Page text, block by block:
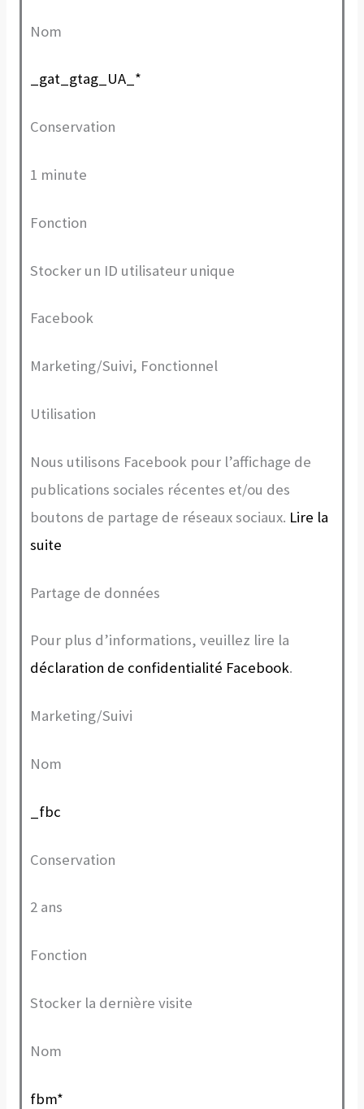
Nom
_gat_gtag_UA_*
Conservation
1 minute
Fonction
Stocker un ID utilisateur unique
Facebook
Marketing/Suivi, Fonctionnel
Utilisation
Nous utilisons Facebook pour l’affichage de
publications sociales récentes et/ou des
boutons de partage de réseaux sociaux. Lire la
suite
Partage de données
Pour plus d’informations, veuillez lire la
déclaration de confidentialité Facebook.
Marketing/Suivi
Nom
_fbc
Conservation
2 ans
Fonction
Stocker la dernière visite
Nom
fbm*